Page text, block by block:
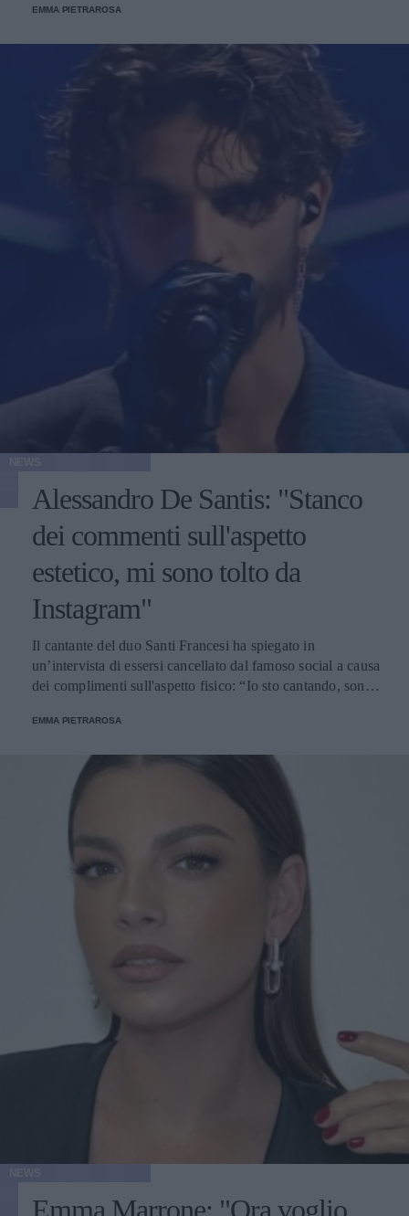
EMMA PIETRAROSA
Alessandro De Santis: "Stanco
dei commenti sull'aspetto
estetico, mi sono tolto da
Instagram"
Il cantante del duo Santi Francesi ha spiegato in
un’intervista di essersi cancellato dal famoso social a causa
dei complimenti sull'aspetto fisico: “Io sto cantando, sono
EMMA PIETRAROSA